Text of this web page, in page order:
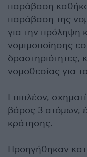
παράβαση
παράβαση της
για την πρόληψη
νομιμοποίησης
δραστηριότητες,
νομοθεσίας για
Επιπλέον,
βάρος 3 ατόμων,
κράτησης.
Προηγήθηκαν